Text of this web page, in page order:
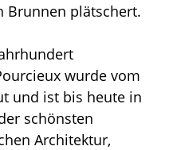
Brunnen plätschert.
wurde vom
und ist bis heute in
schönsten
Architektur,